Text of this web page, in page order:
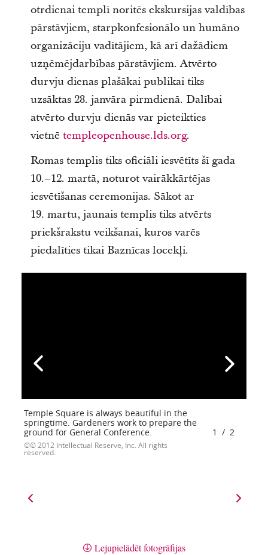
otrdienai templī noritēs ekskursijas valdības
pārstāvjiem, starpkonfesionālo un humāno
organizāciju vadītājiem, kā arī dažādiem
uzņēmējdarbības pārstāvjiem. Atvērto
durvju dienas plašākai publikai tiks
uzsāktas 28. janvāra pirmdienā. Dalībai
atvērto durvju dienās var pieteikties
vietnē templeopenhouse.lds.org.
Romas templis tiks oficiāli iesvētīts šī gada
10.–12. martā, noturot vairākkārtējas
iesvētīšanas ceremonijas. Sākot ar
19. martu, jaunais templis tiks atvērts
priekšrakstu veikšanai, kuros varēs
piedalīties tikai Baznīcas locekļi.
Temple Square is always beautiful in the
springtime. Gardeners work to prepare the
ground for General Conference.
© 2012 Intellectual Reserve, Inc. All rights
reserved.
1 / 2
Lejupielādēt fotogrāfijas